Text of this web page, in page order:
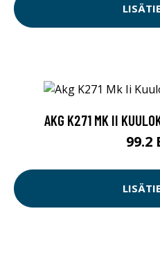
AKG K271 MK II
99.2